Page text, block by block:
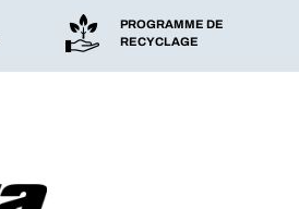
PROGRAMME DE
RECYCLAGE